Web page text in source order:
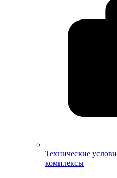
Технические
комплексы